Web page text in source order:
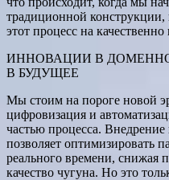
традиционной
этот процесс на
ИННОВАЦИИ В
В БУДУЩЕЕ
Мы стоим на пороге новой
цифровизация и
частью процесса. Внедрение
позволяет оптимизировать
реального времени, снижая
качество чугуна. Но это